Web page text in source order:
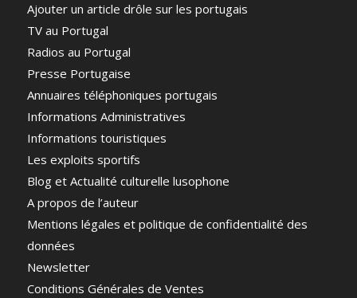
Ajouter un article drôle sur les portugais
TV au Portugal
Radios au Portugal
Presse Portugaise
Annuaires téléphoniques portugais
Informations Administratives
Informations touristiques
Les exploits sportifs
Blog et Actualité culturelle lusophone
A propos de l’auteur
Mentions légales et politique de confidentialité des
données
Newsletter
Conditions Générales de Ventes